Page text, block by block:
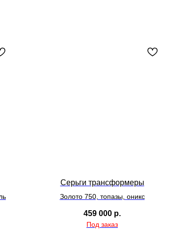
Серьги трансформеры
Золото 750, топазы, оникс
459 000 р.